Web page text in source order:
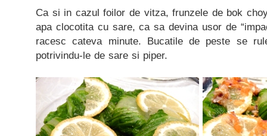
Ca si in cazul foilor de vitza, frunzele de bok
apa clocotita cu sare, ca sa devina usor de
racesc cateva minute. Bucatile de peste se
potrivindu-le de sare si piper.